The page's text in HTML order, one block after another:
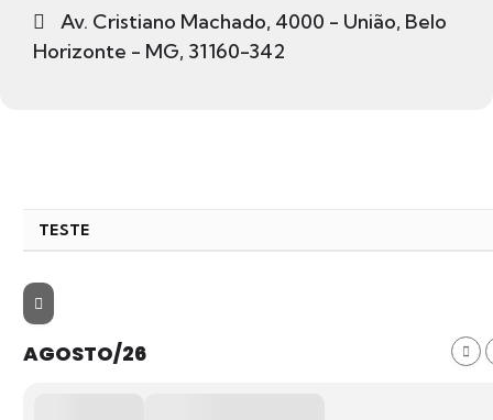
Av. Cristiano Machado, 4000 - União, Belo
Horizonte - MG, 31160-342
TESTE
AGOSTO/26